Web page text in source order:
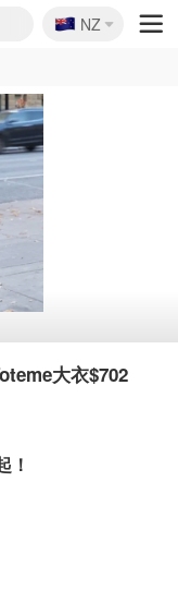
🇳🇿
NZ
大衣$702
！